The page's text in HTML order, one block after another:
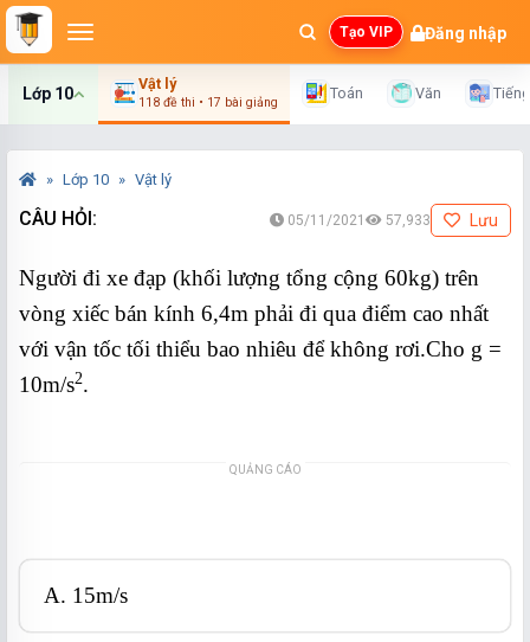
Tạo VIP Đăng nhập
Lớp 10 Vật lý
118 đề thi • 17 bài giảng
Toán Văn
Lớp 10 Vật lý
CÂU HỎI: 05/11/2021 57,933 Lưu
Người đi xe đạp (khối lượng tổng cộng 60kg) trên
vòng xiếc bán kính 6,4m phải đi qua điểm cao nhất
với vận tốc tối thiểu bao nhiêu để không rơi.Cho g =
10m/s2.
QUẢNG CÁO
A. 15m/s